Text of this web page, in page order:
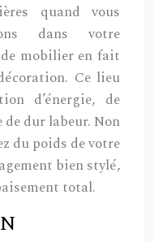
quand vous
dans votre
mobilier en fait
Ce lieu
d’énergie, de
dur labeur. Non
du poids de votre
bien stylé,
total.